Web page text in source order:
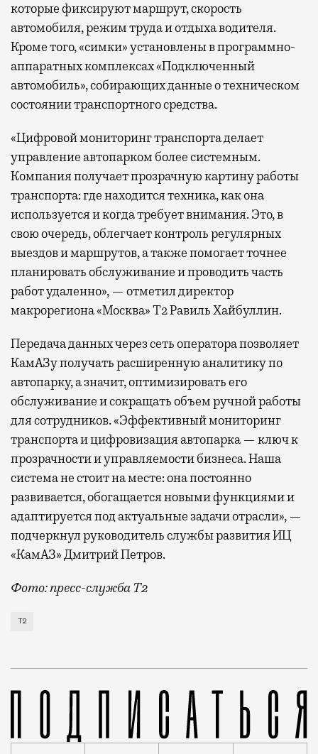
которые фиксируют маршрут, скорость
автомобиля, режим труда и отдыха водителя.
Кроме того, «симки» установлены в программно-
аппаратных комплексах «Подключенный
автомобиль», собирающих данные о техническом
состоянии транспортного средства.
«Цифровой мониторинг транспорта делает
управление автопарком более системным.
Компания получает прозрачную картину работы
транспорта: где находится техника, как она
используется и когда требует внимания. Это, в
свою очередь, облегчает контроль регулярных
выездов и маршрутов, а также помогает точнее
планировать обслуживание и проводить часть
работ удаленно», — отметил директор
макрорегиона «Москва» Т2 Равиль Хайбуллин.
Передача данных через сеть оператора позволяет
КамАЗу получать расширенную аналитику по
автопарку, а значит, оптимизировать его
обслуживание и сокращать объем ручной работы
для сотрудников. «Эффективный мониторинг
транспорта и цифровизация автопарка — ключ к
прозрачности и управляемости бизнеса. Наша
система не стоит на месте: она постоянно
развивается, обогащается новыми функциями и
адаптируется под актуальные задачи отрасли», —
подчеркнул руководитель службы развития ИЦ
«КамАЗ» Дмитрий Петров.
Фото: пресс-служба Т2
Т2 развивает решения для автомобильной
Т2